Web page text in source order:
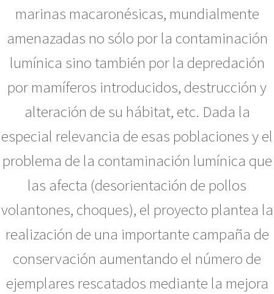
marinas macaronésicas, mundialmente
amenazadas no sólo por la contaminación
lumínica sino también por la depredación
por mamíferos introducidos, destrucción y
alteración de su hábitat, etc. Dada la
especial relevancia de esas poblaciones y el
problema de la contaminación lumínica que
las afecta (desorientación de pollos
volantones, choques), el proyecto plantea la
realización de una importante campaña de
conservación aumentando el número de
ejemplares rescatados mediante la mejora